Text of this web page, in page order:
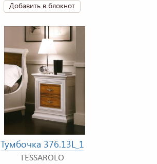
Добавить в блокнот
Тумбочка 376.13L_1
TESSAROLO